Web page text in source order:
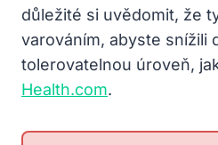
důležité si uvědomit, že
varováním, abyste snížili
tolerovatelnou úroveň,
Health.com.